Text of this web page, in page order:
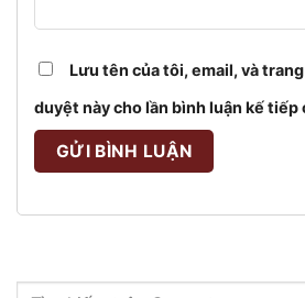
Lưu tên của tôi, email, và
duyệt này cho lần bình luận kế tiếp